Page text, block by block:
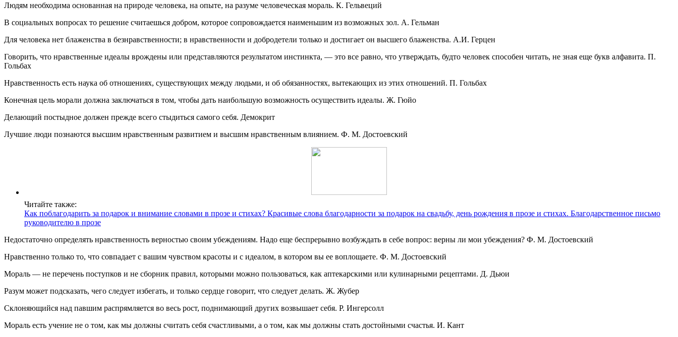
Людям необходима основанная на природе человека, на опыте, на разуме человеческая мораль. К. Гельвеций
В социальных вопросах то решение считаешься добром, которое сопровождается наименьшим из возможных зол. А. Гельман
Для человека нет блаженства в безнравственности; в нравственности и добродетели только и достигает он высшего блаженства. А.И. Герцен
Говорить, что нравственные идеалы врождены или представляются результатом инстинкта, — это все равно, что утверждать, будто человек способен читать, не зная еще букв алфавита. П.
Гольбах
Нравственность есть наука об отношениях, существующих между людьми, и об обязанностях, вытекающих из этих отношений. П. Гольбах
Конечная цель морали должна заключаться в том, чтобы дать наибольшую возможность осуществить идеалы. Ж. Гюйо
Делающий постыдное должен прежде всего стыдиться самого себя. Демокрит
Лучшие люди познаются высшим нравственным развитием и высшим нравственным влиянием. Ф. М. Достоевский
Читайте также:
Как поблагодарить за подарок и внимание словами в прозе и стихах? Красивые слова благодарности за подарок на свадьбу, день рождения в прозе и стихах. Благодарственное письмо
руководителю в прозе
Недостаточно определять нравственность верностью своим убеждениям. Надо еще беспрерывно возбуждать в себе вопрос: верны ли мои убеждения? Ф. М. Достоевский
Нравственно только то, что совпадает с вашим чувством красоты и с идеалом, в котором вы ее воплощаете. Ф. М. Достоевский
Мораль — не перечень поступков и не сборник правил, которыми можно пользоваться, как аптекарскими или кулинарными рецептами. Д. Дьюи
Разум может подсказать, чего следует избегать, и только сердце говорит, что следует делать. Ж. Жубер
Склоняющийся над павшим распрямляется во весь рост, поднимающий других возвышает себя. Р. Ингерсолл
Мораль есть учение не о том, как мы должны считать себя счастливыми, а о том, как мы должны стать достойными счастья. И. Кант